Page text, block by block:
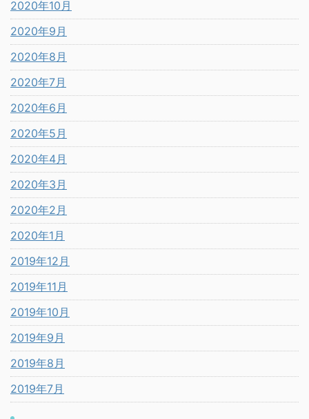
2020年10月
2020年9月
2020年8月
2020年7月
2020年6月
2020年5月
2020年4月
2020年3月
2020年2月
2020年1月
2019年12月
2019年11月
2019年10月
2019年9月
2019年8月
2019年7月